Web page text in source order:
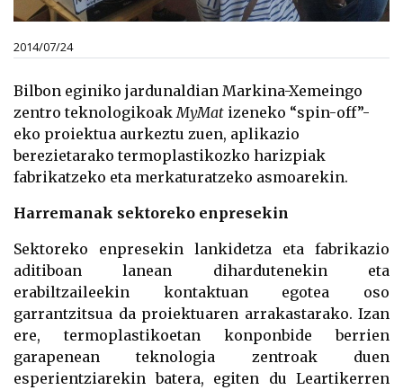
2014/07/24
Bilbon eginiko jardunaldian Markina-Xemeingo
zentro teknologikoakMyMat izeneko “spin-off”-
eko proiektua aurkeztu zuen, aplikazio
berezietarako termoplastikozko harizpiak
fabrikatzeko eta merkaturatzeko asmoarekin.
Harremanak sektoreko enpresekin
Sektoreko
enpresekin lankidetza eta fabrikazio
aditiboan lanean dihardutenekin
eta
erabiltzaileekin
kontaktuan egotea oso
garrantzitsua da proiektuaren arrakastarako. Izan
ere,termoplastikoetan konponbide
berrien
garapenean
teknologia zentroakduen
esperientziarekin batera, egiten du Leartikerren